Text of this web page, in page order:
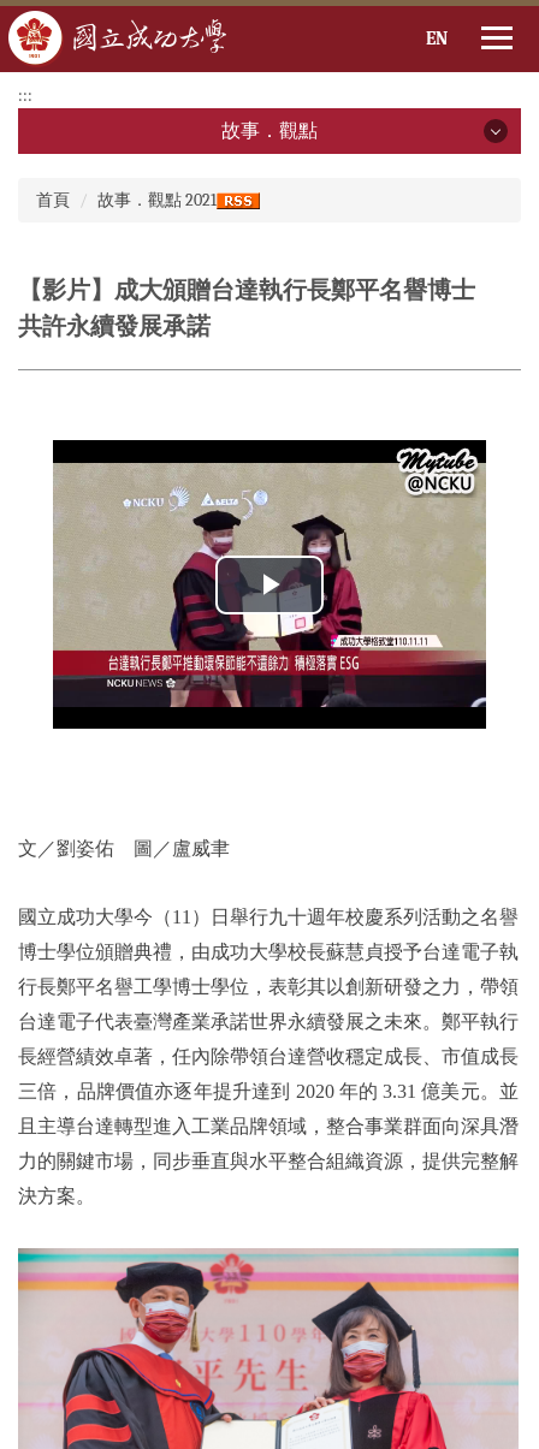
到
要
EN
:::
故事．觀點
2025年
2024年
2020年
首頁
故事．觀點 2021
【影片】成大頒贈台達執行長鄭平名譽博士
共許永續發展承諾
文／劉姿佑 圖／盧威聿
國立成功大學今（11）日舉行九十週年校慶系列活動之名譽
博士學位頒贈典禮，由成功大學校長蘇慧貞授予台達電子執
行長鄭平名譽工學博士學位，表彰其以創新研發之力，帶領
台達電子代表臺灣產業承諾世界永續發展之未來。鄭平執行
長經營績效卓著，任內除帶領台達營收穩定成長、市值成長
三倍，品牌價值亦逐年提升達到 2020 年的 3.31 億美元。並
且主導台達轉型進入工業品牌領域，整合事業群面向深具潛
力的關鍵市場，同步垂直與水平整合組織資源，提供完整解
決方案。